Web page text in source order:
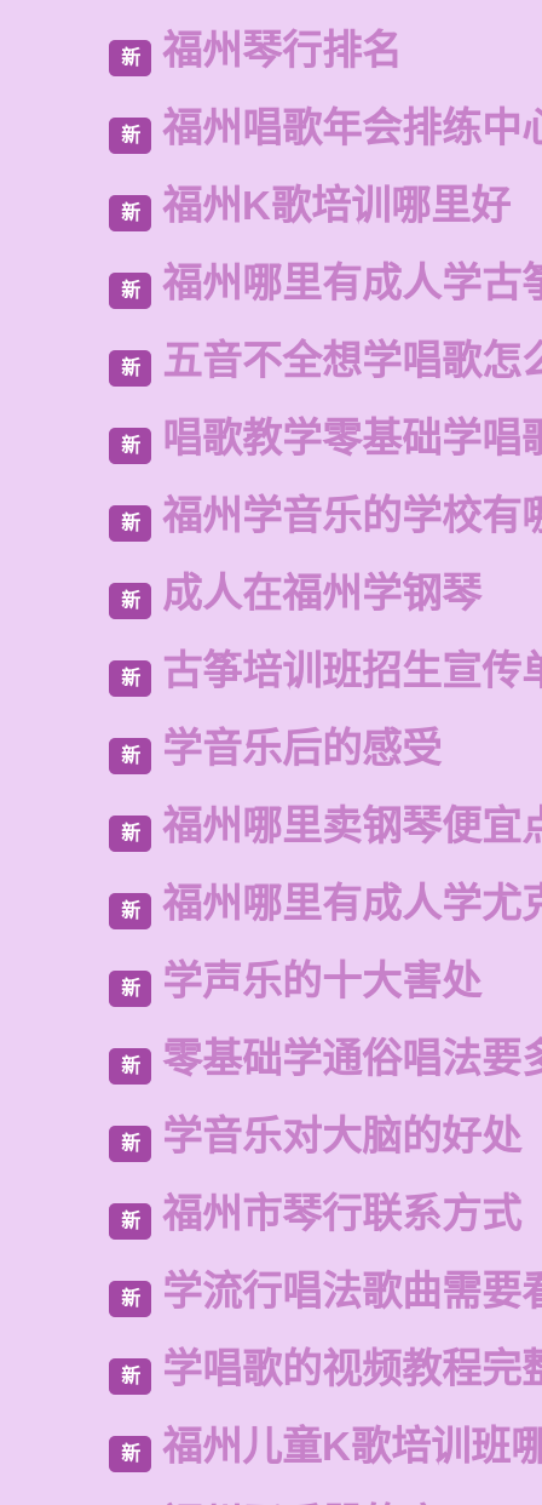
新 福州琴行排名
新 福州唱歌年会排练中
新 福州K歌培训哪里好
新 福州哪里有成人学古
新 五音不全想学唱歌怎
新 唱歌教学零基础学唱
新 福州学音乐的学校有
新 成人在福州学钢琴
新 古筝培训班招生宣传
新 学音乐后的感受
新 福州哪里卖钢琴便宜
新 福州哪里有成人学尤
新 学声乐的十大害处
新 零基础学通俗唱法要
新 学音乐对大脑的好处
新 福州市琴行联系方式
新 学流行唱法歌曲需要
新 学唱歌的视频教程完
新
福州儿童K歌培训班